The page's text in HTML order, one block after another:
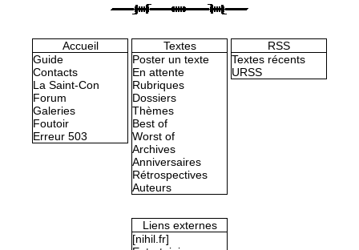
Accueil
Guide
Contacts
La Saint-Con
Forum
Galeries
Foutoir
Erreur 503
Textes
Poster un texte
En attente
Rubriques
Dossiers
Thèmes
Best of
Worst of
Archives
Anniversaires
Rétrospectives
Auteurs
RSS
Textes récents
URSS
Liens externes
[nihil.fr]